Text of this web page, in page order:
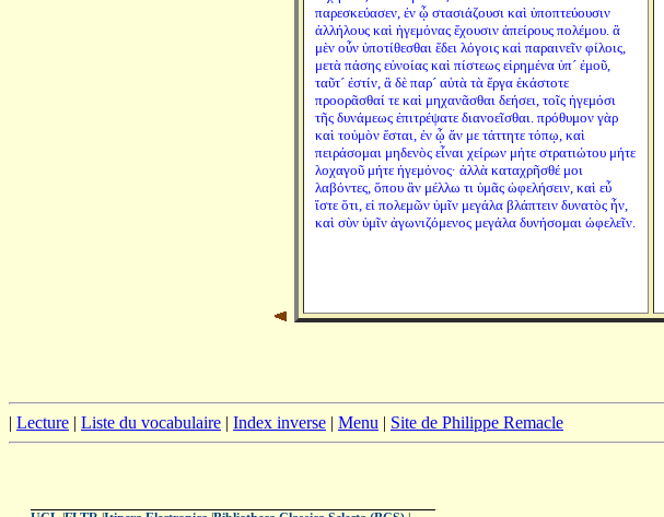
παρεσκεύασεν, ἐν ᾧ στασιάζουσι καὶ ὑποπτεύουσιν
ἀλλήλους καὶ ἡγεμόνας ἔχουσιν ἀπείρους πολέμου. ἃ
μὲν οὖν ὑποτίθεσθαι ἔδει λόγοις καὶ παραινεῖν φίλοις,
μετὰ πάσης εὐνοίας καὶ πίστεως εἰρημένα ὑπ´ ἐμοῦ,
ταῦτ´ ἐστίν, ἃ δὲ παρ´ αὐτὰ τὰ ἔργα ἑκάστοτε
προορᾶσθαί τε καὶ μηχανᾶσθαι δεήσει, τοῖς ἡγεμόσι
τῆς δυνάμεως ἐπιτρέψατε διανοεῖσθαι. πρόθυμον γὰρ
καὶ τοὐμὸν ἔσται, ἐν ᾧ ἄν με τάττητε τόπῳ, καὶ
πειράσομαι μηδενὸς εἶναι χείρων μήτε στρατιώτου μήτε
λοχαγοῦ μήτε ἡγεμόνος· ἀλλὰ καταχρῆσθέ μοι
λαβόντες, ὅπου ἂν μέλλω τι ὑμᾶς ὠφελήσειν, καὶ εὖ
ἴστε ὅτι, εἰ πολεμῶν ὑμῖν μεγάλα βλάπτειν δυνατὸς ἦν,
καὶ σὺν ὑμῖν ἀγωνιζόμενος μεγάλα δυνήσομαι ὠφελεῖν.
| Lecture | Liste du vocabulaire | Index inverse | Menu | Site de Philippe Remacle